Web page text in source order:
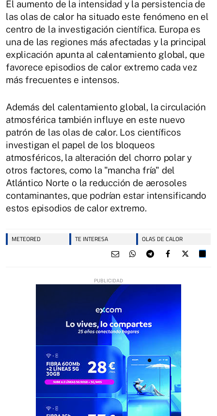
El aumento de la intensidad y la persistencia de
las olas de calor ha situado este fenómeno en el
centro de la investigación científica. Europa es
una de las regiones más afectadas y la principal
explicación apunta al calentamiento global, que
favorece episodios de calor extremo cada vez
más frecuentes e intensos.
Además del calentamiento global, la circulación
atmosférica también influye en este nuevo
patrón de las olas de calor. Los científicos
investigan el papel de los bloqueos
atmosféricos, la alteración del chorro polar y
otros factores, como la "mancha fría" del
Atlántico Norte o la reducción de aerosoles
contaminantes, que podrían estar intensificando
estos episodios de calor extremo.
METEORED TE INTERESA OLAS DE CALOR